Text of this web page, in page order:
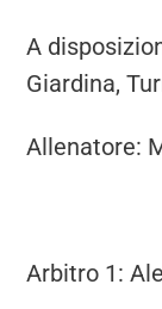
A
Giardina,
Allenatore:
Arbitro 1: